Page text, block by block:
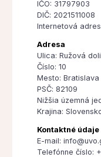
IČO: 31797903
DIČ: 2021511008
Internetová
Adresa
Ulica: Ružová
Číslo: 10
Mesto:
PSČ: 82109
Nižšia územná
Krajina:
Kontaktné údaje
E-mail:
Telefónne číslo: